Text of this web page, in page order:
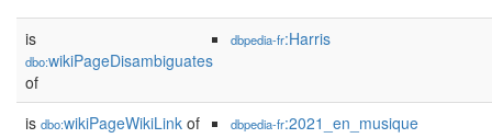
is
dbo:wikiPageDisambiguates
of
dbpedia-fr:Harris
is dbo:wikiPageWikiLink of dbpedia-fr:2021_en_musique